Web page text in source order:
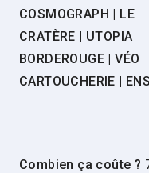
COSMOGRAPH | LE
CRATÈRE | UTOPIA
BORDEROUGE | VÉO
CARTOUCHERIE |
Combien ça coûte ?